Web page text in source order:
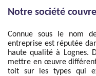
Notre société
Connue sous le nom
entreprise est réputée
haute qualité à Lognes.
mettre en œuvre
toit sur les types qui